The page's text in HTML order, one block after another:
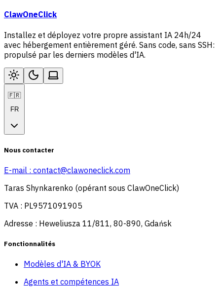
ClawOneClick
Installez et déployez votre propre assistant IA 24h/24
avec hébergement entièrement géré. Sans code, sans SSH:
propulsé par les derniers modèles d'IA.
🇫🇷
FR
Nous contacter
E-mail : contact@clawoneclick.com
Taras Shynkarenko (opérant sous ClawOneClick)
TVA : PL9571091905
Adresse : Heweliusza 11/811, 80-890, Gdańsk
Fonctionnalités
Modèles d'IA & BYOK
Agents et compétences IA